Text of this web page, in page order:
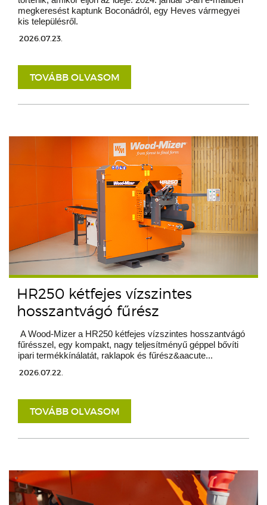
megkeresést kaptunk Boconádról, egy Heves vármegyei
kis településről.
2026.07.23.
TOVÁBB OLVASOM
HR250 kétfejes vízszintes
hosszantvágó fűrész
A Wood-Mizer a HR250 kétfejes vízszintes hosszantvágó
fűrésszel, egy kompakt, nagy teljesítményű géppel bővíti
ipari termékkínálatát, raklapok és fűrész&aacute...
2026.07.22.
TOVÁBB OLVASOM